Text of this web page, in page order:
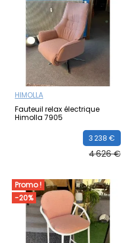
HIMOLLA
Fauteuil relax électrique
Himolla 7905
3 238 €
4 626 €
Promo !
-20%